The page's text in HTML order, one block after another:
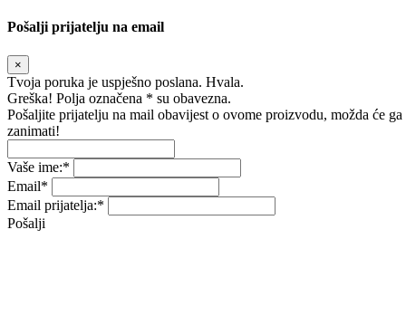
Pošalji prijatelju na email
×
Tvoja poruka je uspješno poslana. Hvala.
Greška! Polja označena * su obavezna.
Pošaljite prijatelju na mail obavijest o ovome proizvodu, možda će ga
zanimati!
Vaše ime:*
Email*
Email prijatelja:*
Pošalji